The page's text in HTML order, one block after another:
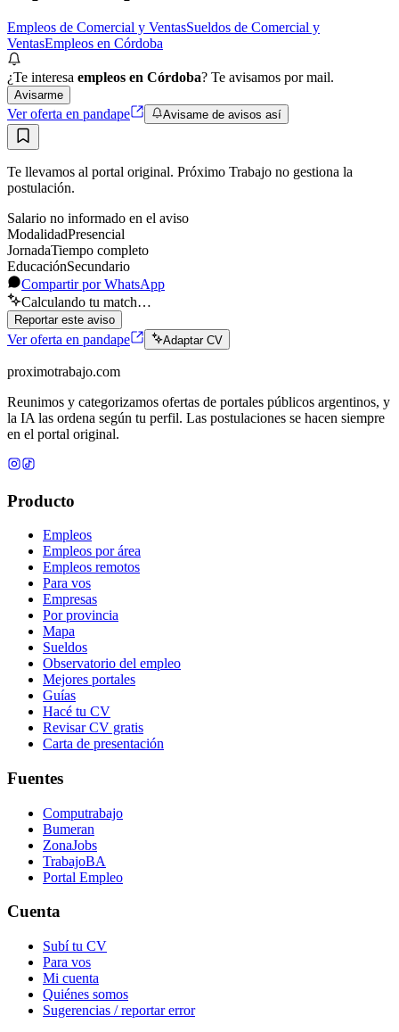
Empleos de Comercial y VentasSueldos de Comercial y
VentasEmpleos en Córdoba
¿Te interesa empleos en Córdoba? Te avisamos por mail.
Avisarme
Ver oferta en pandape Avisame de avisos así
Te llevamos al portal original. Próximo Trabajo no gestiona la
postulación.
Salario no informado en el aviso
ModalidadPresencial
JornadaTiempo completo
EducaciónSecundario
Compartir por WhatsApp
Calculando tu match…
Reportar este aviso
Ver oferta en pandape Adaptar CV
proximotrabajo.com
Reunimos y categorizamos ofertas de portales públicos argentinos, y
la IA las ordena según tu perfil. Las postulaciones se hacen siempre
en el portal original.
Producto
Empleos
Empleos por área
Empleos remotos
Para vos
Empresas
Por provincia
Mapa
Sueldos
Observatorio del empleo
Mejores portales
Guías
Hacé tu CV
Revisar CV gratis
Carta de presentación
Fuentes
Computrabajo
Bumeran
ZonaJobs
TrabajoBA
Portal Empleo
Cuenta
Subí tu CV
Para vos
Mi cuenta
Quiénes somos
Sugerencias / reportar error